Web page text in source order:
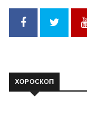
ХОРОСКОП